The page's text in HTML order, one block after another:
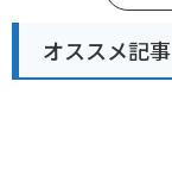
オススメ記事